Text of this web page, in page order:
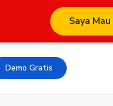
Saya Mau
Demo Gratis